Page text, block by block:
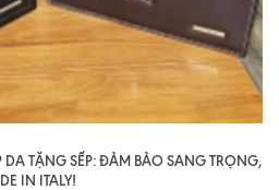
TẶNG SẾP: ĐẢM BẢO SANG TRỌNG,
IN ITALY!